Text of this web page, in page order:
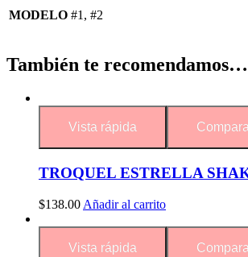
MODELO #1, #2
También te recomendamos…
Vista rápida
TROQUEL ESTRELLA
$138.00 Añadir al carrito
Vista rápida